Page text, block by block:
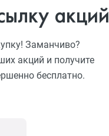
акций
Заманчиво?
акций и получите
бесплатно.